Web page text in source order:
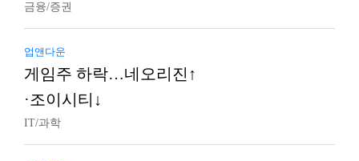
금융/증권
업앤다운
게임주 하락…네오리진↑
·조이시티↓
IT/과학